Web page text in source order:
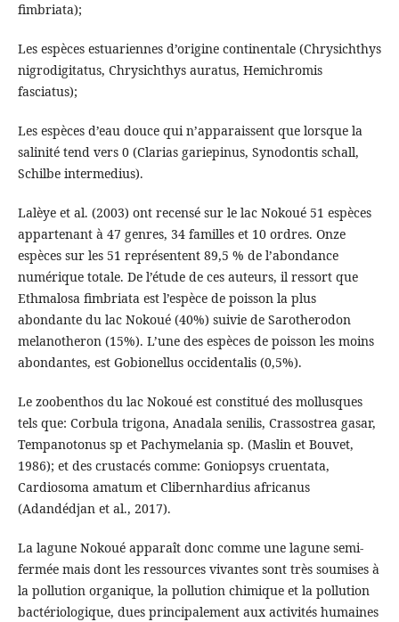
fimbriata);
Les espèces estuariennes d’origine continentale (Chrysichthys
nigrodigitatus, Chrysichthys auratus, Hemichromis
fasciatus);
Les espèces d’eau douce qui n’apparaissent que lorsque la
salinité tend vers 0 (Clarias gariepinus, Synodontis schall,
Schilbe intermedius).
Lalèye et al. (2003) ont recensé sur le lac Nokoué 51 espèces
appartenant à 47 genres, 34 familles et 10 ordres. Onze
espèces sur les 51 représentent 89,5 % de l’abondance
numérique totale. De l’étude de ces auteurs, il ressort que
Ethmalosa fimbriata est l’espèce de poisson la plus
abondante du lac Nokoué (40%) suivie de Sarotherodon
melanotheron (15%). L’une des espèces de poisson les moins
abondantes, est Gobionellus occidentalis (0,5%).
Le zoobenthos du lac Nokoué est constitué des mollusques
tels que: Corbula trigona, Anadala senilis, Crassostrea gasar,
Tempanotonus sp et Pachymelania sp. (Maslin et Bouvet,
1986); et des crustacés comme: Goniopsys cruentata,
Cardiosoma amatum et Clibernhardius africanus
(Adandédjan et al., 2017).
La lagune Nokoué apparaît donc comme une lagune semi-
fermée mais dont les ressources vivantes sont très soumises à
la pollution organique, la pollution chimique et la pollution
bactériologique, dues principalement aux activités humaines